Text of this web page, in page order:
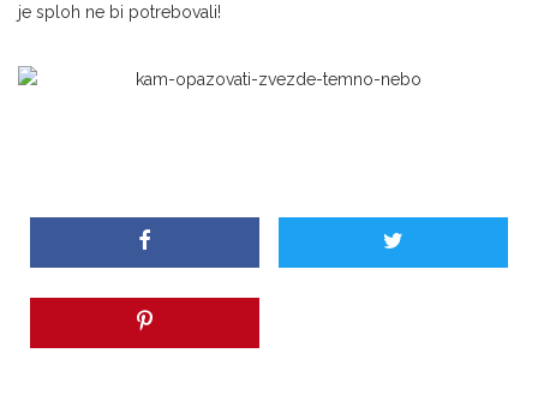
je sploh ne bi potrebovali!